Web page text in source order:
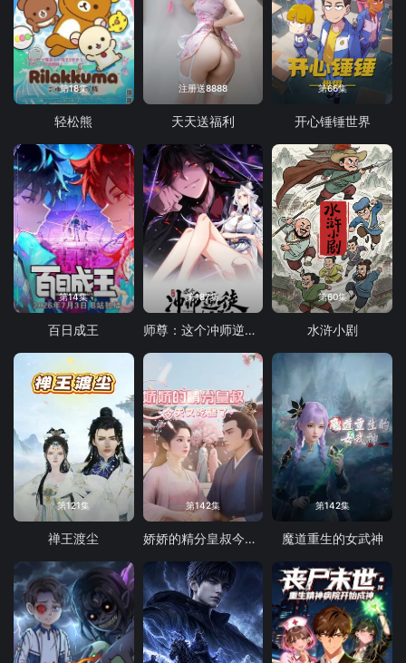
第18集
轻松熊
注册送8888
天天送福利
第66集
开心锤锤世界
第14集
百日成王
第187集
师尊：这个冲师逆徒才不是圣子 动态漫画
第60集
水浒小剧
第121集
禅王渡尘
第142集
娇娇的精分皇叔今天又吃醋了
第142集
魔道重生的女武神